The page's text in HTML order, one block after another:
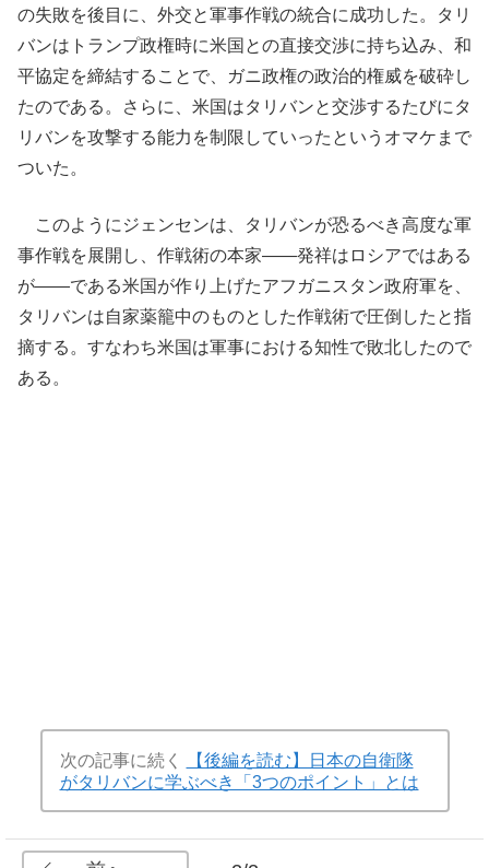
の失敗を後目に、外交と軍事作戦の統合に成功した。タリ
バンはトランプ政権時に米国との直接交渉に持ち込み、和
平協定を締結することで、ガニ政権の政治的権威を破砕し
たのである。さらに、米国はタリバンと交渉するたびにタ
リバンを攻撃する能力を制限していったというオマケまで
ついた。
このようにジェンセンは、タリバンが恐るべき高度な軍
事作戦を展開し、作戦術の本家――発祥はロシアではある
が――である米国が作り上げたアフガニスタン政府軍を、
タリバンは自家薬籠中のものとした作戦術で圧倒したと指
摘する。すなわち米国は軍事における知性で敗北したので
ある。
次の記事に続く
【後編を読む】日本の自衛隊
がタリバンに学ぶべき「3つのポイント」とは